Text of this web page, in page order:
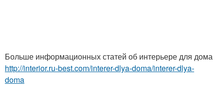
Больше информационных статей об интерьере для дома
http://interior.ru-best.com/interer-dlya-doma/interer-dlya-
doma